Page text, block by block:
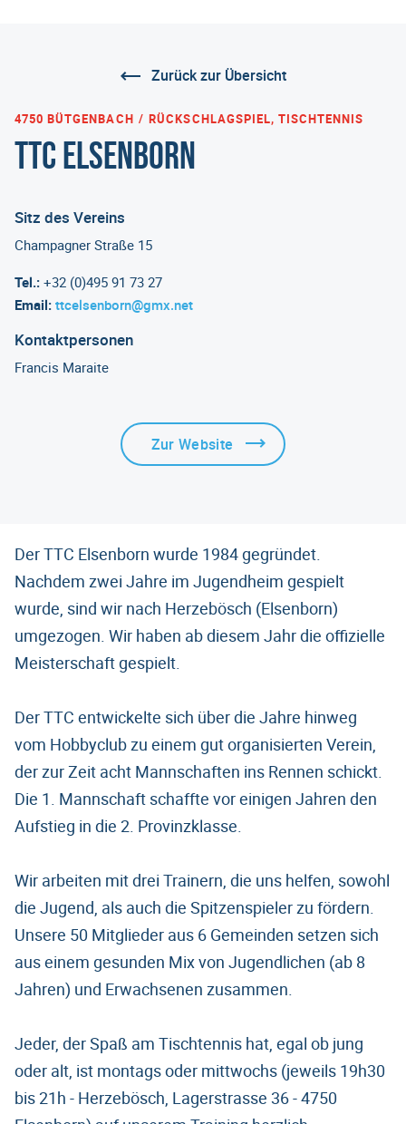
Zurück zur Übersicht
4750 BÜTGENBACH RÜCKSCHLAGSPIEL, TISCHTENNIS
TTC ELSENBORN
Sitz des Vereins
Champagner Straße 15
Tel.: +32 (0)495 91 73 27
Email: ttcelsenborn@gmx.net
Kontaktpersonen
Francis Maraite
Zur Website
Der TTC Elsenborn wurde 1984 gegründet.
Nachdem zwei Jahre im Jugendheim gespielt
wurde, sind wir nach Herzebösch (Elsenborn)
umgezogen. Wir haben ab diesem Jahr die offizielle
Meisterschaft gespielt.
Der TTC entwickelte sich über die Jahre hinweg
vom Hobbyclub zu einem gut organisierten Verein,
der zur Zeit acht Mannschaften ins Rennen schickt.
Die 1. Mannschaft schaffte vor einigen Jahren den
Aufstieg in die 2. Provinzklasse.
Wir arbeiten mit drei Trainern, die uns helfen, sowohl
die Jugend, als auch die Spitzenspieler zu fördern.
Unsere 50 Mitglieder aus 6 Gemeinden setzen sich
aus einem gesunden Mix von Jugendlichen (ab 8
Jahren) und Erwachsenen zusammen.
Jeder, der Spaß am Tischtennis hat, egal ob jung
oder alt, ist montags oder mittwochs (jeweils 19h30
bis 21h - Herzebösch, Lagerstrasse 36 - 4750